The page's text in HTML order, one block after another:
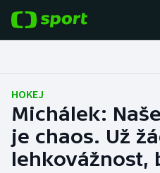
Fotbal
Hokej
Tenis
HOKEJ
Michálek:
je chaos. Už
lehkovážnost,